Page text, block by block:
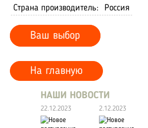
Страна производитель: Россия
Ваш выбор
На главную
НАШИ НОВОСТИ
22.12.2023 2.12.2023